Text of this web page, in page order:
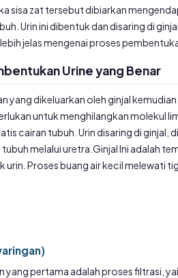
sisa zat tersebut dibiarkan
Urin ini dibentuk dan disaring di
jelas mengenai proses
Urine yang Benar
yang dikeluarkan oleh ginjal
untuk menghilangkan molekul
cairan tubuh. Urin disaring di ginjal,
melalui uretra. GinjalIni adalah
urin. Proses buang air kecil melewati
yang pertama adalah proses filtrasi,